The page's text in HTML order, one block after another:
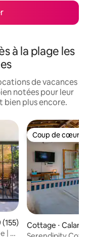
à la plage les
de vacances
notées pour leur
plus encore.
moyenne sur la
(155)
| À
Coup de cœur
Coup de cœur
Cottage ⋅